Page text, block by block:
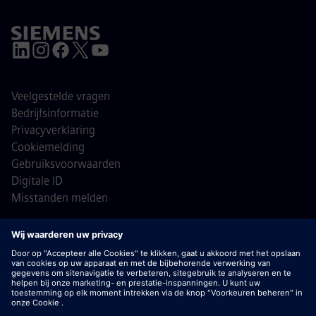
© Siemens 1996 - 2026
Veelgestelde vragen
Bedrijfsinformatie
Privacyverklaring
Cookiemelding
Gebruiksvoorwaarden
Digitale ID
Misstanden melden
Belangrijk:bij Siemens zullen wij je nooit vragen om